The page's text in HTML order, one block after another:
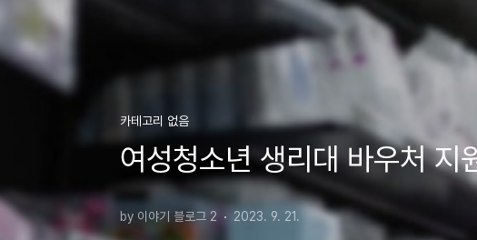
카테고리 없음
여성청소년 생리대 바우처 지
by 이야기 블로그 2 2023. 9. 21.